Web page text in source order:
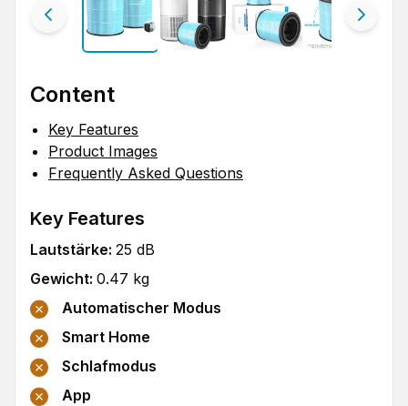
Content
Key Features
Product Images
Frequently Asked Questions
Key Features
Lautstärke: 25 dB
Gewicht: 0.47 kg
Automatischer Modus
Smart Home
Schlafmodus
App